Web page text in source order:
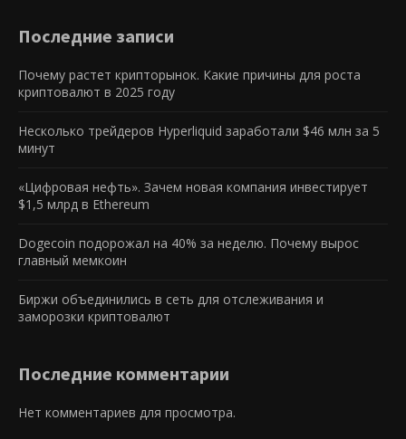
Последние записи
Почему растет крипторынок. Какие причины для роста
криптовалют в 2025 году
Несколько трейдеров Hyperliquid заработали $46 млн за 5
минут
«Цифровая нефть». Зачем новая компания инвестирует
$1,5 млрд в Ethereum
Dogecoin подорожал на 40% за неделю. Почему вырос
главный мемкоин
Биржи объединились в сеть для отслеживания и
заморозки криптовалют
Последние комментарии
Нет комментариев для просмотра.